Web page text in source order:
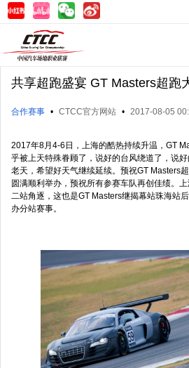
共享超跑盛宴 GT Masters超跑
合作赛事 • CTCC官方网站 • 2017-08-05
2017年8月4-6日，上海的酷热持续升温，GT
乎被上天特殊眷顾了，说好的台风绕道了，说
老天，希望好天气继续延续。预祝GT Masters
圆满顺利举办，预祝所有参赛车队再创佳绩。
二站角逐，这也是GT Masters继揭幕站珠海站
办分站赛事。